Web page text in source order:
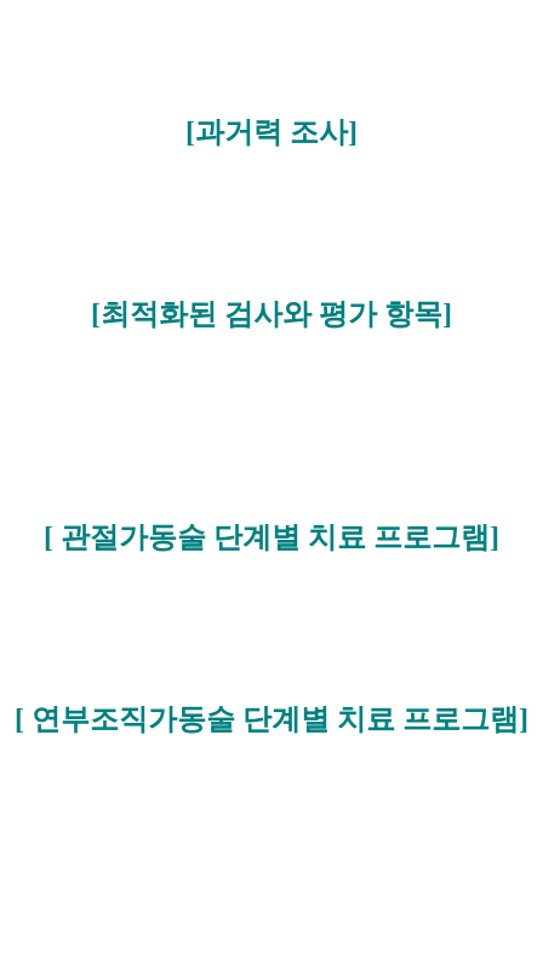
[과거력 조사]
[최적화된 검사와 평가 항목]
[ 관절가동술 단계별 치료 프로그램]
[ 연부조직가동술 단계별 치료 프로그램]